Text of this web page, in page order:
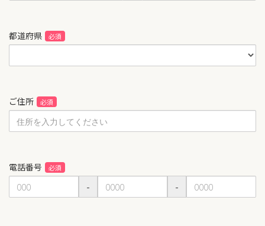
都道府県
ご住所
電話番号
- -